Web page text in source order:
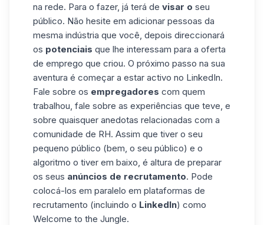
na rede. Para o fazer, já terá de visar o seu
público. Não hesite em adicionar pessoas da
mesma indústria que você, depois direccionará
os potenciais que lhe interessam para a oferta
de emprego que criou. O próximo passo na sua
aventura é começar a estar activo no LinkedIn.
Fale sobre os empregadores com quem
trabalhou, fale sobre as experiências que teve, e
sobre quaisquer anedotas relacionadas com a
comunidade de RH. Assim que tiver o seu
pequeno público (bem, o seu público) e o
algoritmo o tiver em baixo, é altura de preparar
os seus anúncios de recrutamento. Pode
colocá-los em paralelo em plataformas de
recrutamento (incluindo o LinkedIn) como
Welcome to the Jungle.